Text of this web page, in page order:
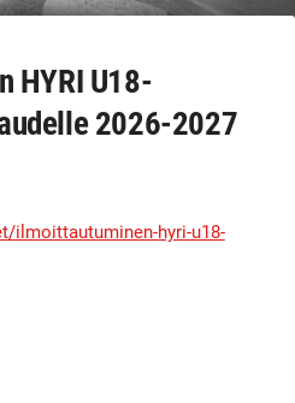
HYRI U18-
2026-2027
ilmoittautuminen-hyri-u18-